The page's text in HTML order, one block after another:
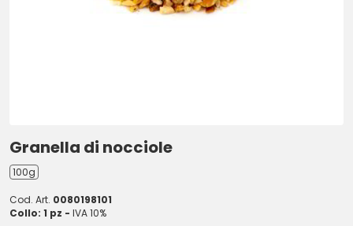
Granella di nocciole
100g
Cod. Art. 0080198101
Collo: 1 pz - IVA 10%